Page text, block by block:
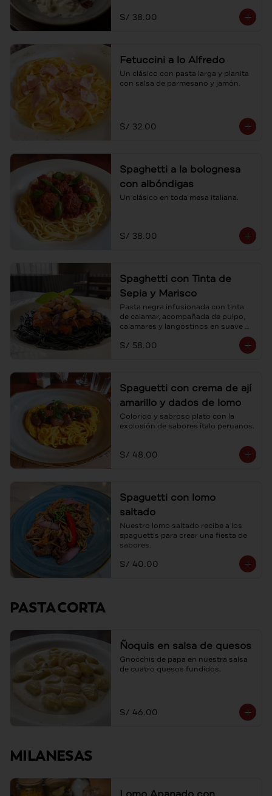
S/ 38.00
Fetuccini a lo Alfredo
Un clásico con pasta larga y planita
con salsa de parmesano y jamón.
S/ 32.00
Spaghetti a la bolognesa
con albóndigas
Un clásico en toda mesa italiana.
S/ 38.00
Spaghetti con Tinta de
Sepia y Marisco
Pasta negra infusionada con tinta
de calamar, acompañada de pulpo,
calamares y langostinos en suave
S/ 58.00
Spaguetti con crema de ají
amarillo y dados de lomo
Colorido y sabroso plato con la
explosión de sabores ítalo peruanos.
S/ 48.00
Spaguetti con lomo
saltado
Nuestro lomo saltado recibe a los
spaguettis para crear una fiesta de
sabores.
S/ 40.00
PASTA CORTA
Ñoquis en salsa de quesos
Gnocchis de papa en nuestra salsa
de cuatro quesos fundidos.
S/ 46.00
MILANESAS